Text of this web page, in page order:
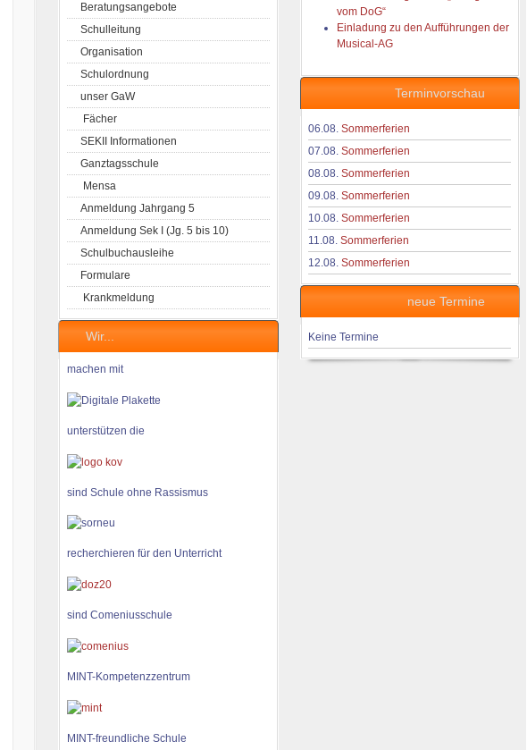
Beratungsangebote
Schulleitung
Organisation
Schulordnung
unser GaW
Fächer
SEKII Informationen
Ganztagsschule
Mensa
Anmeldung Jahrgang 5
Anmeldung Sek I (Jg. 5 bis 10)
Schulbuchausleihe
Formulare
Krankmeldung
Wir...
machen mit
unterstützen die
sind Schule ohne Rassismus
recherchieren für den Unterricht
sind Comeniusschule
MINT-Kompetenzzentrum
MINT-freundliche Schule
vom DoG“
Einladung zu den Aufführungen der
Musical-AG
Terminvorschau
06.08. Sommerferien
07.08. Sommerferien
08.08. Sommerferien
09.08. Sommerferien
10.08. Sommerferien
11.08. Sommerferien
12.08. Sommerferien
neue Termine
Keine Termine